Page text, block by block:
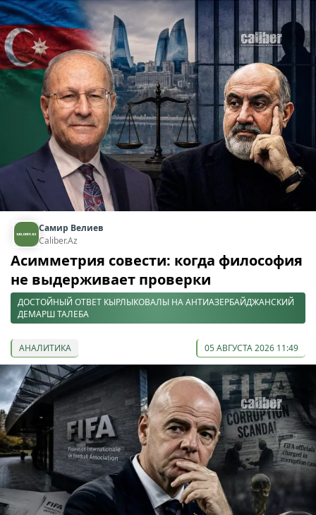
Самир Велиев
Caliber.Az
Асимметрия совести: когда философия
не выдерживает проверки
ДОСТОЙНЫЙ ОТВЕТ КЫРЛЫКОВАЛЫ НА АНТИАЗЕРБАЙДЖАНСКИЙ
ДЕМАРШ ТАЛЕБА
АНАЛИТИКА 05 АВГУСТА 2026 11:49